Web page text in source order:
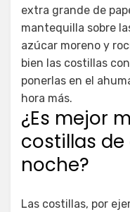
extra grande de
mantequilla sobre
azúcar moreno y
bien las costillas
ponerlas en el
hora más.
¿Es mejor
costillas
noche?
Las costillas, por